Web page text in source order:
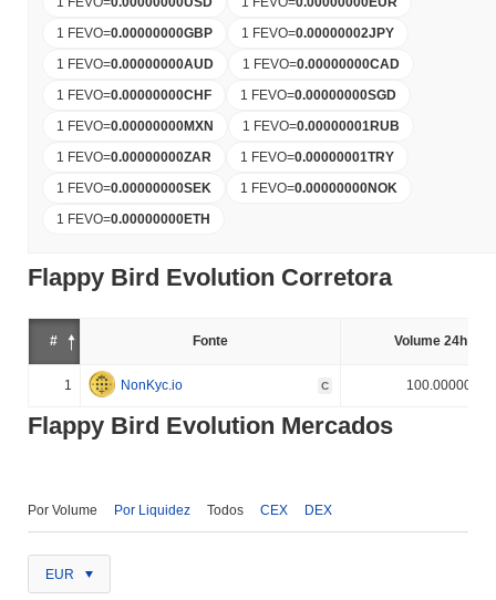
1 FEVO=0.00000000GBP 1 FEVO=0.00000002JPY
1 FEVO=0.00000000AUD 1 FEVO=0.00000000CAD
1 FEVO=0.00000000CHF 1 FEVO=0.00000000SGD
1 FEVO=0.00000000MXN 1 FEVO=0.00000001RUB
1 FEVO=0.00000000ZAR 1 FEVO=0.00000001TRY
1 FEVO=0.00000000SEK 1 FEVO=0.00000000NOK
1 FEVO=0.00000000ETH
Flappy Bird Evolution Corretora
# Fonte Volume 24h (%)
1 NonKyc.io C 100.000000%
Flappy Bird Evolution Mercados
Por Volume Por Liquidez Todos CEX DEX
EUR